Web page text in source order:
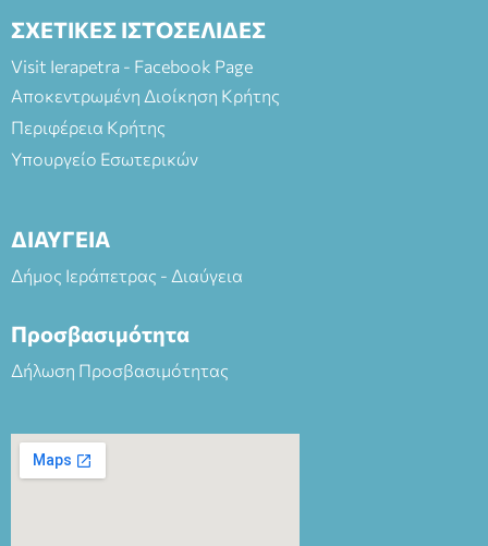
ΣΧΕΤΙΚΕΣ ΙΣΤΟΣΕΛΙΔΕΣ
Visit Ierapetra - Facebook Page
Αποκεντρωμένη Διοίκηση Κρήτης
Περιφέρεια Κρήτης
Υπουργείο Εσωτερικών
ΔΙΑΥΓΕΙΑ
Δήμος Ιεράπετρας - Διαύγεια
Προσβασιμότητα
Δήλωση Προσβασιμότητας